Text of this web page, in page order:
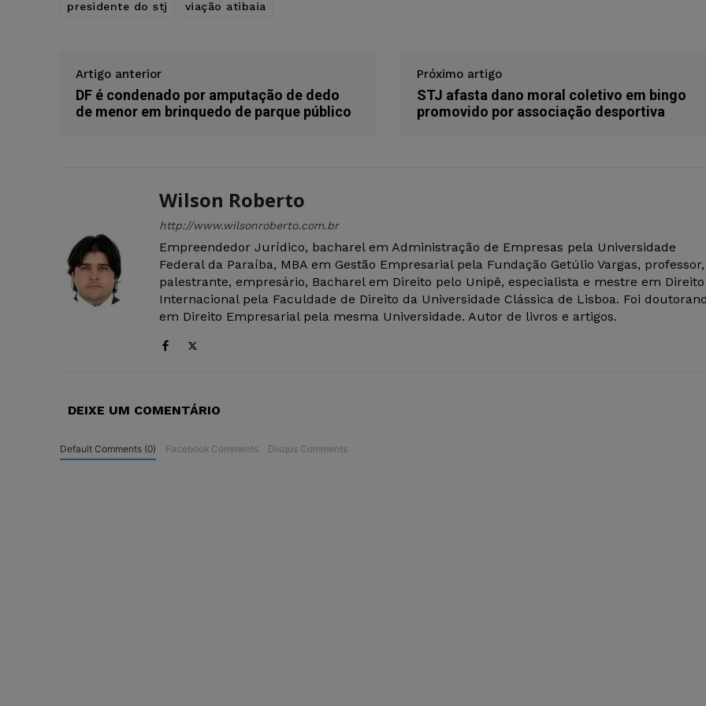
presidente do stj viação atibaia
Artigo anterior
DF é condenado por amputação de dedo
de menor em brinquedo de parque público
Próximo artigo
STJ afasta dano moral coletivo em bingo
promovido por associação desportiva
Wilson Roberto
http://www.wilsonroberto.com.br
Empreendedor Jurídico, bacharel em Administração de Empresas pela Universidade
Federal da Paraíba, MBA em Gestão Empresarial pela Fundação Getúlio Vargas, professor,
palestrante, empresário, Bacharel em Direito pelo Unipê, especialista e mestre em Direito
Internacional pela Faculdade de Direito da Universidade Clássica de Lisboa. Foi
em Direito Empresarial pela mesma Universidade. Autor de livros e artigos.
DEIXE UM COMENTÁRIO
Default Comments (0) Facebook Comments Disqus Comments